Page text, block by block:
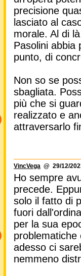
precisione
lasciato al
morale. Al di
Pasolini abbia
punto, di
Non so se
sbagliata.
più che si
realizzato e
attraversarlo
VincVega @ 29/12/
Ho sempre
precede.
solo il fatto di
fuori
per la sua
adesso ci
nemmeno